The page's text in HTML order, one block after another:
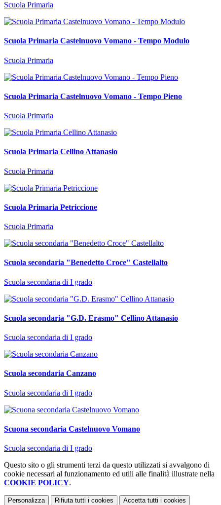
Scuola Primaria
Scuola Primaria Castelnuovo Vomano - Tempo Modulo
Scuola Primaria
Scuola Primaria Castelnuovo Vomano - Tempo Pieno
Scuola Primaria
Scuola Primaria Cellino Attanasio
Scuola Primaria
Scuola Primaria Petriccione
Scuola Primaria
Scuola secondaria "Benedetto Croce" Castellalto
Scuola secondaria di I grado
Scuola secondaria "G.D. Erasmo" Cellino Attanasio
Scuola secondaria di I grado
Scuola secondaria Canzano
Scuola secondaria di I grado
Scuona secondaria Castelnuovo Vomano
Scuola secondaria di I grado
Questo sito o gli strumenti terzi da questo utilizzati si avvalgono di
cookie necessari al funzionamento ed utili alle finalità illustrate nella
COOKIE POLICY.
Personalizza Rifiuta tutti i cookies Accetta tutti i cookies